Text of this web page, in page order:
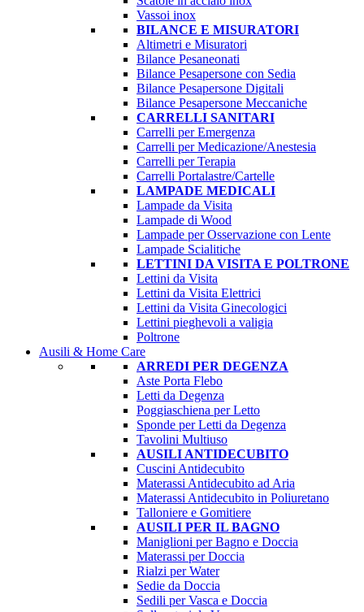
Vassoi inox
BILANCE E MISURATORI
Altimetri e Misuratori
Bilance Pesaneonati
Bilance Pesapersone con Sedia
Bilance Pesapersone Digitali
Bilance Pesapersone Meccaniche
CARRELLI SANITARI
Carrelli per Emergenza
Carrelli per Medicazione/Anestesia
Carrelli per Terapia
Carrelli Portalastre/Cartelle
LAMPADE MEDICALI
Lampade da Visita
Lampade di Wood
Lampade per Osservazione con Lente
Lampade Scialitiche
LETTINI DA VISITA E POLTRONE
Lettini da Visita
Lettini da Visita Elettrici
Lettini da Visita Ginecologici
Lettini pieghevoli a valigia
Poltrone
Ausili & Home Care
ARREDI PER DEGENZA
Aste Porta Flebo
Letti da Degenza
Poggiaschiena per Letto
Sponde per Letti da Degenza
Tavolini Multiuso
AUSILI ANTIDECUBITO
Cuscini Antidecubito
Materassi Antidecubito ad Aria
Materassi Antidecubito in Poliuretano
Talloniere e Gomitiere
AUSILI PER IL BAGNO
Maniglioni per Bagno e Doccia
Materassi per Doccia
Rialzi per Water
Sedie da Doccia
Sedili per Vasca e Doccia